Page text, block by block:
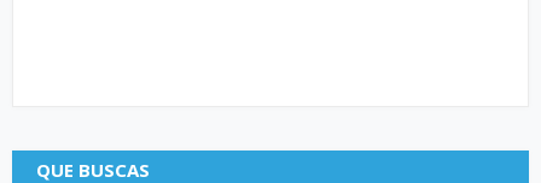
QUE BUSCAS